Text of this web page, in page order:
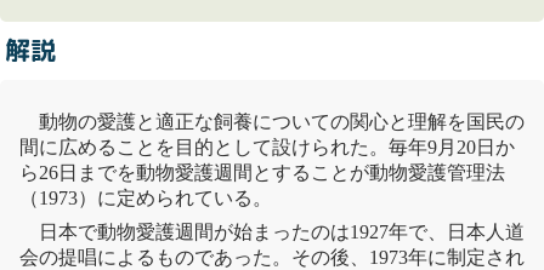
解説
動物の愛護と適正な飼養についての関心と理解を国民の
間に広めることを目的として設けられた。毎年9月20日か
ら26日までを動物愛護週間とすることが動物愛護管理法
（1973）に定められている。
日本で動物愛護週間が始まったのは1927年で、日本人道
会の提唱によるものであった。その後、1973年に制定され